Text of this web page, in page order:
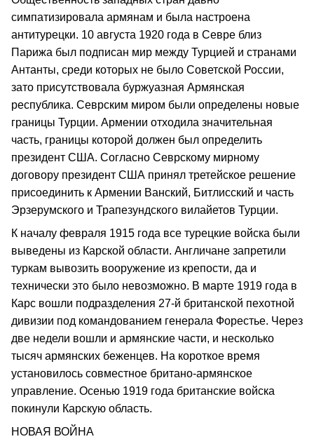
симпатизировала армянам и была настроена
антитурецки. 10 августа 1920 года в Севре близ
Парижа был подписан мир между Турцией и странами
Антанты, среди которых не было Советской России,
зато присутствовала буржуазная Армянская
республика. Севрским миром были определены новые
границы Турции. Армении отходила значительная
часть, границы которой должен был определить
президент США. Согласно Севрскому мирному
договору президент США принял третейское решение
присоединить к Армении Ванский, Битлисский и часть
Эрзерумского и Трапезундского вилайетов Турции.
К началу февраля 1915 года все турецкие войска были
выведены из Карской области. Англичане запретили
туркам вывозить вооружение из крепости, да и
технически это было невозможно. В марте 1919 года в
Карс вошли подразделения 27-й британской пехотной
дивизии под командованием генерала Форестье. Через
две недели вошли и армянские части, и несколько
тысяч армянских беженцев. На короткое время
установилось совместное британо-армянское
управление. Осенью 1919 года британские войска
покинули Карскую область.
НОВАЯ ВОЙНА